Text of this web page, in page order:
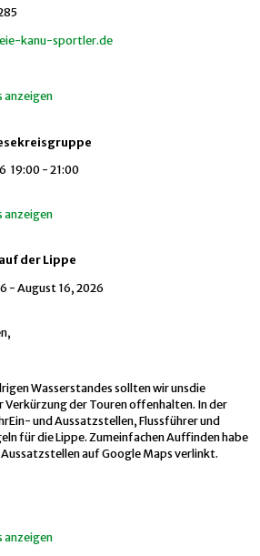
kanu-sportler.de
anzeigen
19:00- 21:00
anzeigen
der Lippe
- August 16, 2026
Wasserstandes sollten wir unsdie
Verkürzung der Touren offenhalten. In der
und Aussatzstellen, Flussführer und
für die Lippe. Zumeinfachen Auffinden habe
Aussatzstellen auf Google Maps verlinkt.
anzeigen